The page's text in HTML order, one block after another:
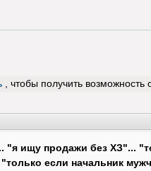
, чтобы получить возможность
"я ищу продажи без ХЗ"...
если начальник